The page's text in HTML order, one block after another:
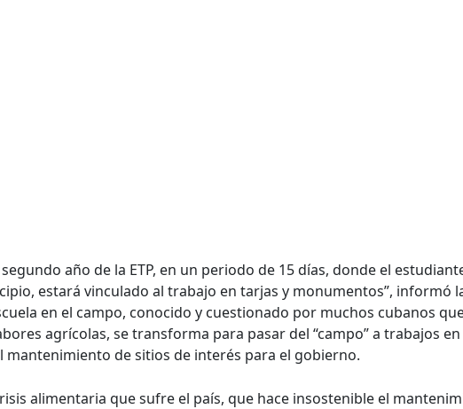
año de la ETP, en un periodo de 15 días, donde el
estará vinculado al trabajo en tarjas y monumentos”, informó
en el campo, conocido y cuestionado por muchos cubanos
agrícolas, se transforma para pasar del “campo” a trabajos
de sitios de interés para el gobierno.
alimentaria que sufre el país, que hace insostenible el